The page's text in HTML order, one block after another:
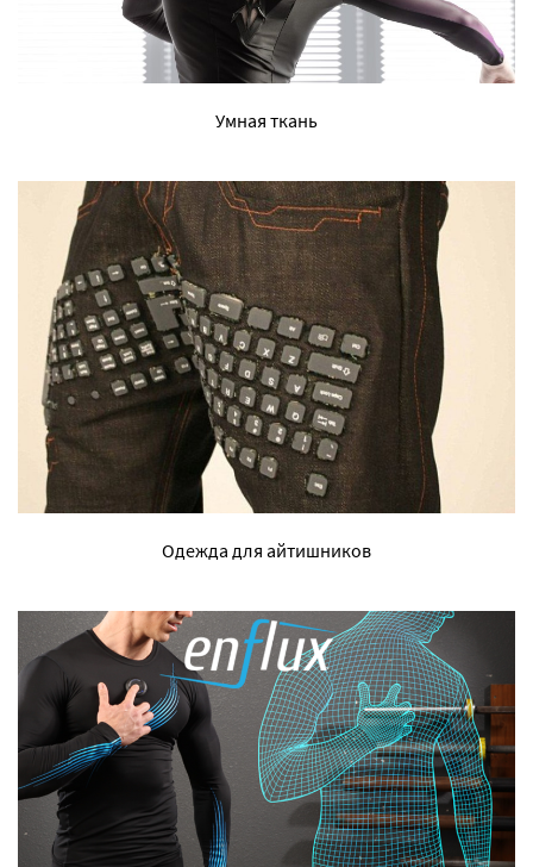
Умная ткань
Одежда для айтишников